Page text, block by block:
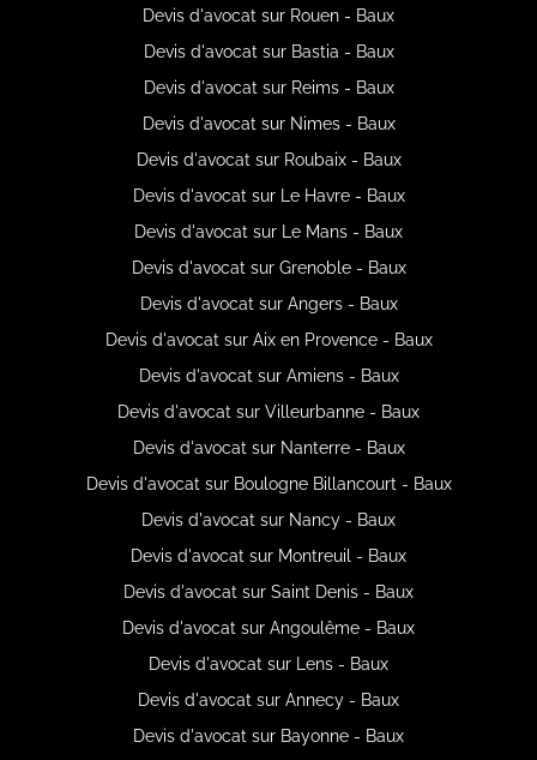
Devis d'avocat sur Rouen - Baux
Devis d'avocat sur Bastia - Baux
Devis d'avocat sur Reims - Baux
Devis d'avocat sur Nimes - Baux
Devis d'avocat sur Roubaix - Baux
Devis d'avocat sur Le Havre - Baux
Devis d'avocat sur Le Mans - Baux
Devis d'avocat sur Grenoble - Baux
Devis d'avocat sur Angers - Baux
Devis d'avocat sur Aix en Provence - Baux
Devis d'avocat sur Amiens - Baux
Devis d'avocat sur Villeurbanne - Baux
Devis d'avocat sur Nanterre - Baux
Devis d'avocat sur Boulogne Billancourt - Baux
Devis d'avocat sur Nancy - Baux
Devis d'avocat sur Montreuil - Baux
Devis d'avocat sur Saint Denis - Baux
Devis d'avocat sur Angoulême - Baux
Devis d'avocat sur Lens - Baux
Devis d'avocat sur Annecy - Baux
Devis d'avocat sur Bayonne - Baux